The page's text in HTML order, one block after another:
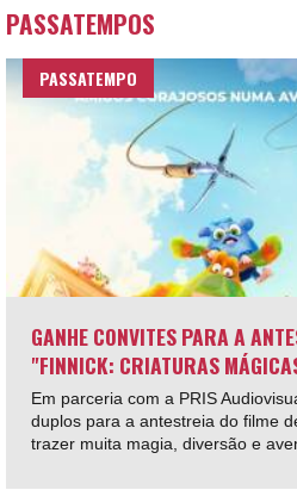
PASSATEMPOS
PASSATEMPO
GANHE CONVITES PARA A
"FINNICK: CRIATURAS
Em parceria com a PRIS
duplos para a antestreia do filme
trazer muita magia, diversão e